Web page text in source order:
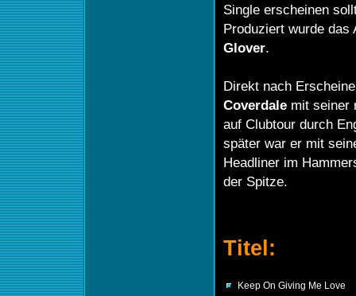
Single erscheinen
Produziert wurde
Glover.
Direkt nach
Coverdale mit seiner
auf Clubtour durch
später war er mit
Headliner im
der Spitze.
Titel:
Keep On Giving Me Love